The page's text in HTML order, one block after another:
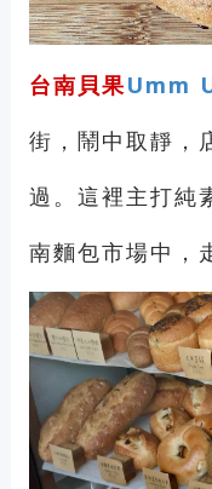
台南貝果Umm
街，鬧中取靜，
過。這裡主打純
南麵包市場中，